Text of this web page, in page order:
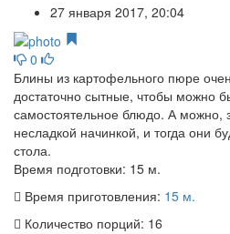
27 января 2017, 20:04
0
Блины из картофельного пюре
достаточно сытные, чтобы можно
самостоятельное блюдо. А
несладкой начинкой, и тогда они
стола.
Время подготовки: 15 м.
Время приготовления: 15 м.
Количество порций: 16